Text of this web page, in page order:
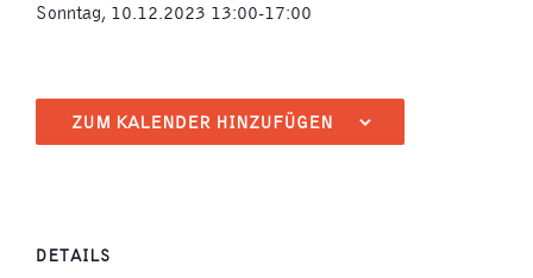
Sonntag, 10.12.2023 13:00-17:00
ZUM KALENDER HINZUFÜGEN
DETAILS